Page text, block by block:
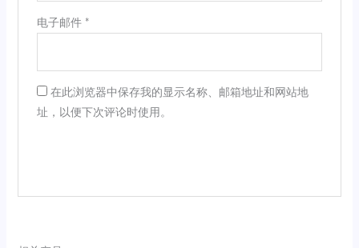
电子邮件 *
在此浏览器中保存我的显示名称、邮箱地址和网站地
址，以便下次评论时使用。